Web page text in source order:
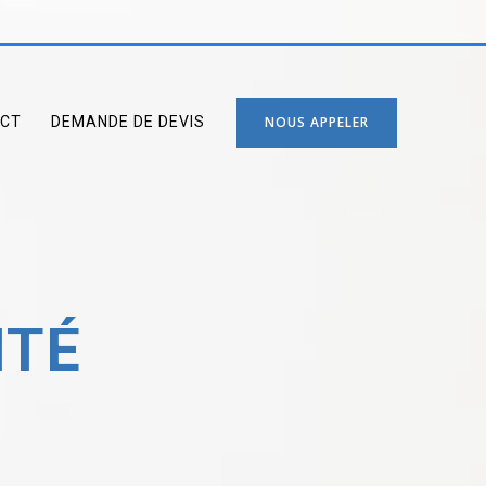
DEMANDE DE DEVIS NOUS APPELER